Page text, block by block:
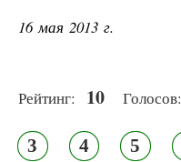
16 мая 2013 г.
Рейтинг: 10 Голосов:
3 4 5